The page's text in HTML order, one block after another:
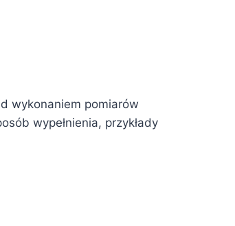
wykonaniem pomiarów
wypełnienia, przykłady